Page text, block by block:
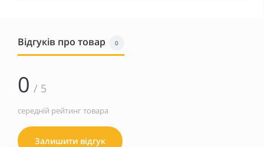
Відгуків про товар 0
0 / 5
середній рейтинг товара
Залишити відгук